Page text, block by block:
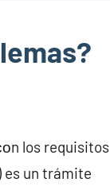
los requisitos
es un trámite